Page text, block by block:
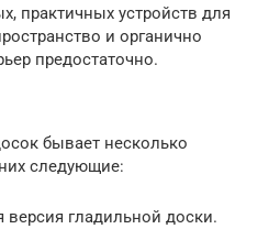
практичных устройств для
и органично
предостаточно.
бывает несколько
следующие:
версия гладильной доски.